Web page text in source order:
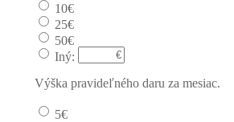
10€
25€
50€
Iný:
Výška pravideľného daru za mesiac.
5€